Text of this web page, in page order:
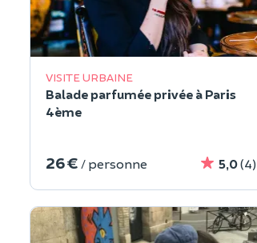
VISITE URBAINE
Balade parfumée privée à Paris
4ème
26 € / personne 5,0(4)